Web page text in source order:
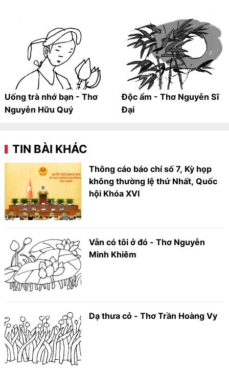
Uống trà nhớ bạn - Thơ
Nguyễn Hữu Quý
Độc ẩm - Thơ Nguyễn Sĩ
Đại
TIN BÀI KHÁC
Thông cáo báo chí số 7, Kỳ họp
không thường lệ thứ Nhất, Quốc
hội Khóa XVI
Vẫn có tôi ở đó - Thơ Nguyễn
Minh Khiêm
Dạ thưa cỏ - Thơ Trần Hoàng Vy